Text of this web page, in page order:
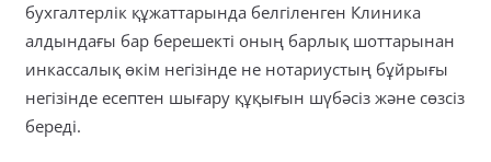
бухгалтерлік құжаттарында белгіленген Клиника
алдындағы бар берешекті оның барлық шоттарынан
инкассалық өкім негізінде не нотариустың бұйрығы
негізінде есептен шығару құқығын шүбәсіз және сөзсіз
береді.